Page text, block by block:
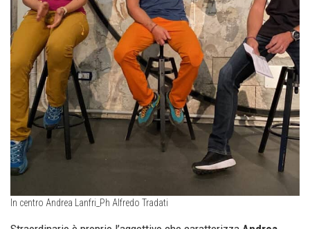
In centro Andrea Lanfri_Ph Alfredo Tradati